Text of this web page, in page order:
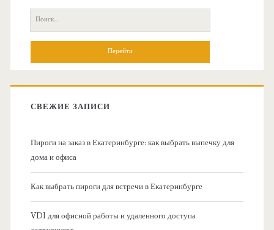
П
о
:
СВЕЖИЕ ЗАПИСИ
Пироги на заказ в Екатеринбурге: как выбрать выпечку для
дома и офиса
Как выбрать пироги для встречи в Екатеринбурге
VDI для офисной работы и удаленного доступа